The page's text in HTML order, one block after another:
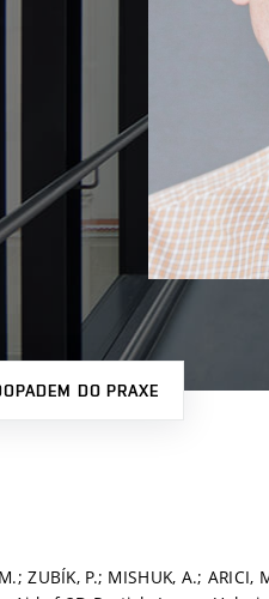
DO PRAXE
M.; ZUBÍK, P.; MISHUK, A.;